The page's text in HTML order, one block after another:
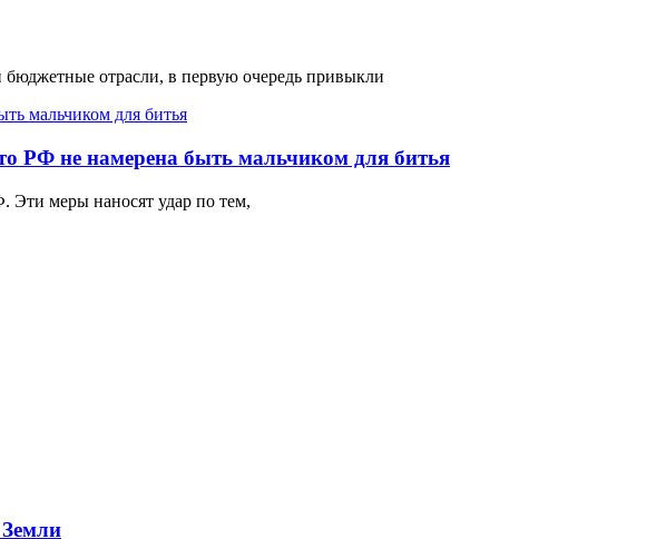
отрасли, в первую очередь привыкли
РФ не намерена быть мальчиком для битья
Эти меры наносят удар по тем,